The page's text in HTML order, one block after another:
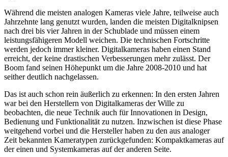
Während die meisten analogen Kameras viele Jahre, teilweise auch
Jahrzehnte lang genutzt wurden, landen die meisten Digitalknipsen
nach drei bis vier Jahren in der Schublade und müssen einem
leistungsfähigeren Modell weichen. Die technischen Fortschritte
werden jedoch immer kleiner. Digitalkameras haben einen Stand
erreicht, der keine drastischen Verbesserungen mehr zulässt. Der
Boom fand seinen Höhepunkt um die Jahre 2008-2010 und hat
seither deutlich nachgelassen.
Das ist auch schon rein äußerlich zu erkennen: In den ersten Jahren
war bei den Herstellern von Digitalkameras der Wille zu
beobachten, die neue Technik auch für Innovationen in Design,
Bedienung und Funktionalität zu nutzen. Inzwischen ist diese Phase
weitgehend vorbei und die Hersteller haben zu den aus analoger
Zeit bekannten Kameratypen zurückgefunden: Kompaktkameras auf
der einen und Systemkameras auf der anderen Seite.